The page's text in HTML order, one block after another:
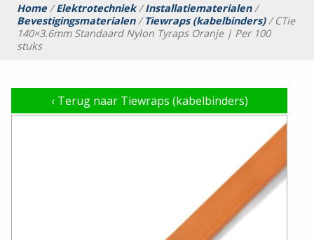
Home/Elektrotechniek/Installatiematerialen/
Bevestigingsmaterialen/Tiewraps (kabelbinders)/ CTie
140×3.6mm Standaard Nylon Tyraps Oranje | Per 100
stuks
‹Terug naar Tiewraps (kabelbinders)